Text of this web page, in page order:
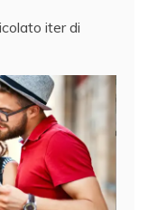
iter di